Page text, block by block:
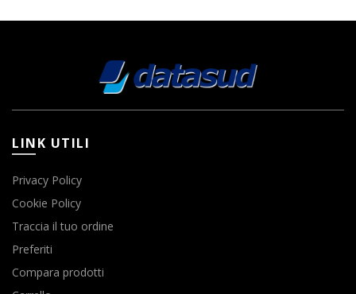
LINK UTILI
Privacy Policy
Cookie Policy
Traccia il tuo ordine
Preferiti
Compara prodotti